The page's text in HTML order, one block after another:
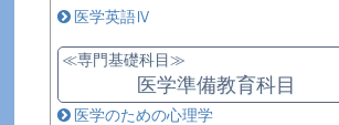
医学英語Ⅳ
≪専門基礎科目≫
医学準備教育科目
医学のための心理学